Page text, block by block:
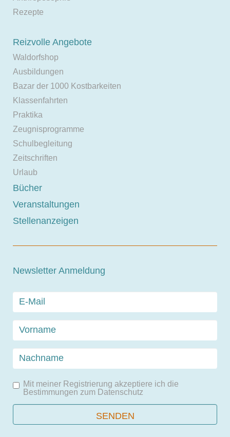
Rezepte
Reizvolle Angebote
Waldorfshop
Ausbildungen
Bazar der 1000 Kostbarkeiten
Klassenfahrten
Praktika
Zeugnisprogramme
Schulbegleitung
Zeitschriften
Urlaub
Bücher
Veranstaltungen
Stellenanzeigen
Newsletter Anmeldung
Mit meiner Registrierung akzeptiere ich die
Bestimmungen zum Datenschutz